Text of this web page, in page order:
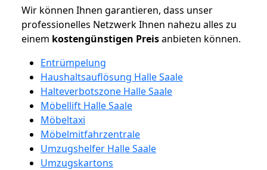
Wir können Ihnen garantieren, dass unser
professionelles Netzwerk Ihnen nahezu alles zu
einem kostengünstigen Preisanbieten können.
Entrümpelung
Haushaltsauflösung Halle Saale
Halteverbotszone Halle Saale
Möbellift Halle Saale
Möbeltaxi
Möbelmitfahrzentrale
Umzugshelfer Halle Saale
Umzugskartons